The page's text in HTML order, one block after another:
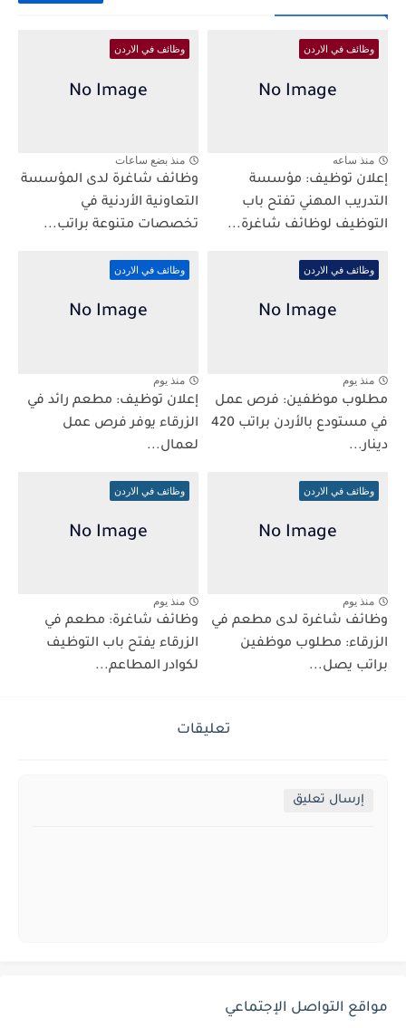
وظائف في الاردن
منذ ساعه
إعلان توظيف: مؤسسة
التدريب المهني تفتح باب
التوظيف لوظائف شاغرة...
وظائف في الاردن
منذ بضع ساعات
وظائف شاغرة لدى المؤسسة
التعاونية الأردنية في
تخصصات متنوعة براتب...
وظائف في الاردن
منذ يوم
مطلوب موظفين: فرص عمل
في مستودع بالأردن براتب 420
دينار...
وظائف في الاردن
منذ يوم
إعلان توظيف: مطعم رائد في
الزرقاء يوفر فرص عمل
لعمال...
وظائف في الاردن
منذ يوم
وظائف شاغرة لدى مطعم في
الزرقاء: مطلوب موظفين
براتب يصل...
وظائف في الاردن
منذ يوم
وظائف شاغرة: مطعم في
الزرقاء يفتح باب التوظيف
لكوادر المطاعم...
تعليقات
إرسال تعليق
مواقع التواصل الإجتماعي